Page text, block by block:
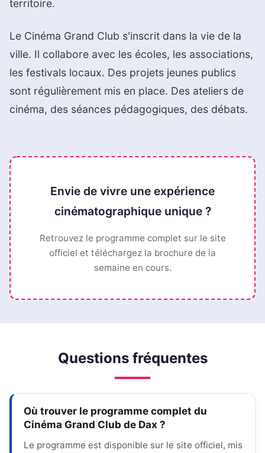
territoire.
Le Cinéma Grand Club s'inscrit dans la vie de la
ville. Il collabore avec les écoles, les associations,
les festivals locaux. Des projets jeunes publics
sont régulièrement mis en place. Des ateliers de
cinéma, des séances pédagogiques, des débats.
Envie de vivre une expérience
cinématographique unique ?
Retrouvez le programme complet sur le site
officiel et téléchargez la brochure de la
semaine en cours.
Questions fréquentes
Où trouver le programme complet du
Cinéma Grand Club de Dax ?
Le programme est disponible sur le site officiel, mis